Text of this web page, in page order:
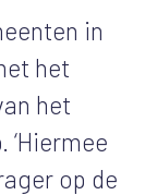
in
het
het
op de